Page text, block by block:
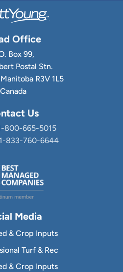
Office
Box 99,
Postal Stn.
R3V 1L5
Canada
Us
800-665-5015
1-833-760-6644
Media
& Crop Inputs
Turf & Rec
& Crop Inputs